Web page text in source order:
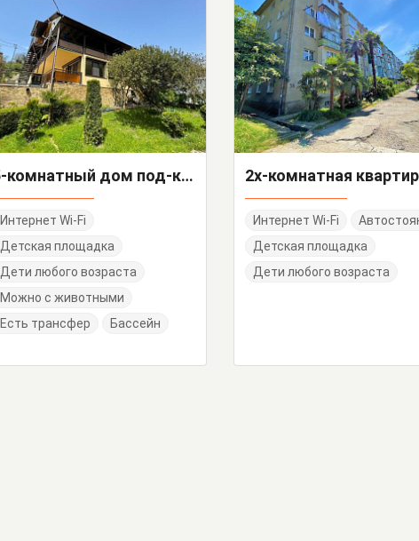
5-комнатный дом под-ключ с большой верандой Ольховая 30
Интернет Wi-Fi
Детская площадка
Дети любого возраста
Можно с животными
Есть трансфер
Бассейн
Интернет Wi-Fi
Детская площадка
Дети любого возраста